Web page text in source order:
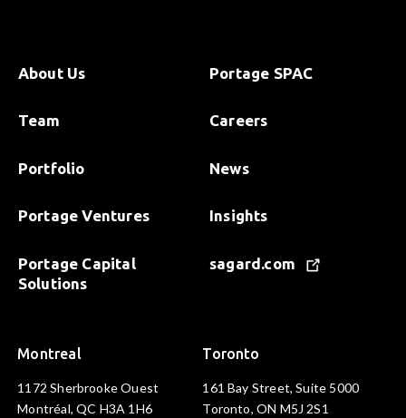
About Us
Team
Portfolio
Portage Ventures
Portage Capital
Solutions
Portage SPAC
Careers
News
Insights
sagard.com
Montreal
1172 Sherbrooke Ouest
Montréal, QC H3A 1H6
Toronto
161 Bay Street, Suite 5000
Toronto, ON M5J 2S1